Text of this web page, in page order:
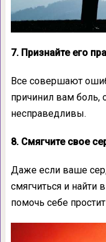
7. Признайте его
Все совершают
причинил вам боль,
несправедливы.
8. Смягчите свое
Даже если ваше
смягчиться и найти
помочь себе